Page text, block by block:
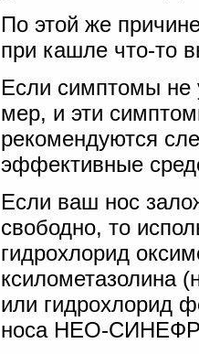
По этой же
при кашле что-то
Если симптомы не
мер, и эти
рекомендуются
эффективные
Если ваш нос
свободно, то
гидрохлорид
или гидрохлорид
носа НЕО-